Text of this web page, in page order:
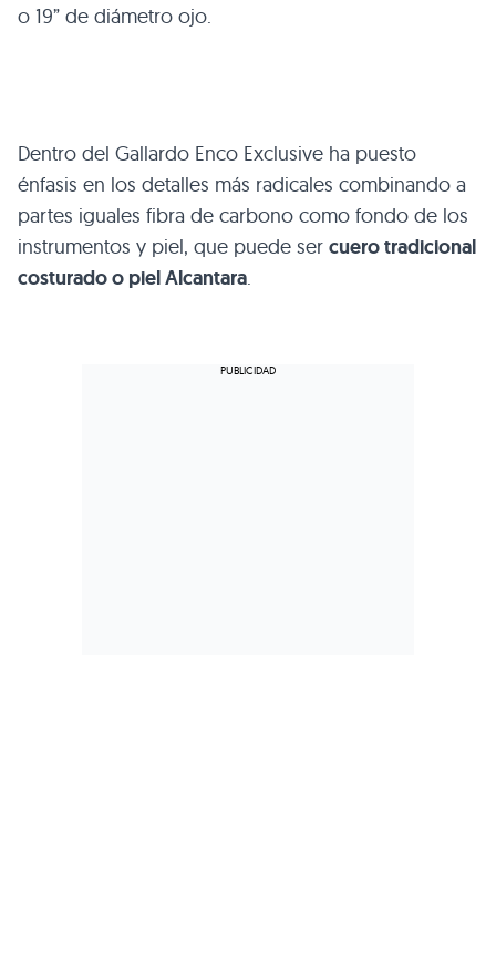
o 19” de diámetro ojo.
Dentro del Gallardo Enco Exclusive ha puesto
énfasis en los detalles más radicales combinando a
partes iguales fibra de carbono como fondo de los
instrumentos y piel, que puede ser cuero tradicional
costurado o piel Alcantara.